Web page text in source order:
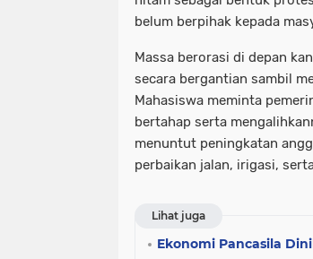
belum berpihak kepada
Massa berorasi di depan
secara bergantian sambil
Mahasiswa meminta
bertahap serta
menuntut peningkatan
perbaikan jalan, irigasi,
Lihat juga
Ekonomi Pancasila